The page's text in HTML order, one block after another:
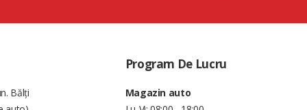
Bălți
Program De Lucru
Magazin auto